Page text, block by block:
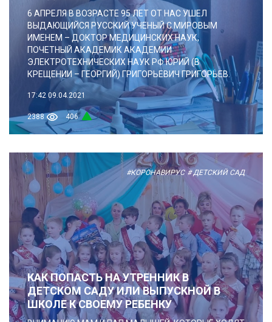
6 АПРЕЛЯ В ВОЗРАСТЕ 95 ЛЕТ ОТ НАС УШЕЛ
ВЫДАЮЩИЙСЯ РУССКИЙ УЧЕНЫЙ С МИРОВЫМ
ИМЕНЕМ – ДОКТОР МЕДИЦИНСКИХ НАУК,
ПОЧЕТНЫЙ АКАДЕМИК АКАДЕМИИ
ЭЛЕКТРОТЕХНИЧЕСКИХ НАУК РФ ЮРИЙ (В
КРЕЩЕНИИ – ГЕОРГИЙ) ГРИГОРЬЕВИЧ ГРИГОРЬЕВ.
17:42 09.04.2021
2388 406
#КОРОНАВИРУС # ДЕТСКИЙ САД
КАК ПОПАСТЬ НА УТРЕННИК В
ДЕТСКОМ САДУ ИЛИ ВЫПУСКНОЙ В
ШКОЛЕ К СВОЕМУ РЕБЕНКУ